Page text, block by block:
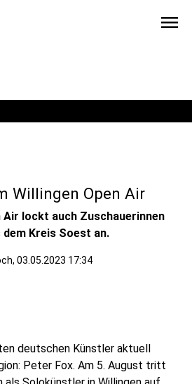
menu
Willingen Open Air
Air lockt auch Zuschauerinnen
Kreis Soest an.
03.05.2023 17:34
deutschen Künstler aktuell
Peter Fox. Am 5. August tritt